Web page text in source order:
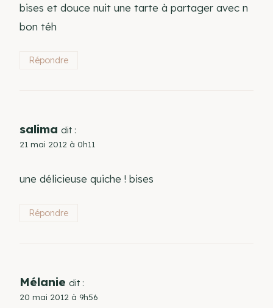
bises et douce nuit une tarte à partager avec n
bon téh
Répondre
salima dit :
21 mai 2012 à 0h11
une délicieuse quiche ! bises
Répondre
Mélanie dit :
20 mai 2012 à 9h56